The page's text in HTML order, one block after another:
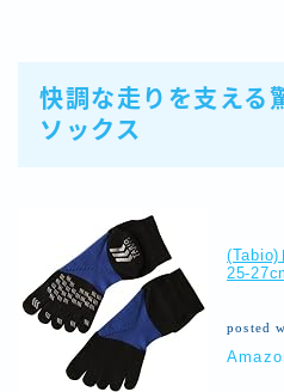
快調な走りを支える
ソックス
(Tabio)
25-
posted